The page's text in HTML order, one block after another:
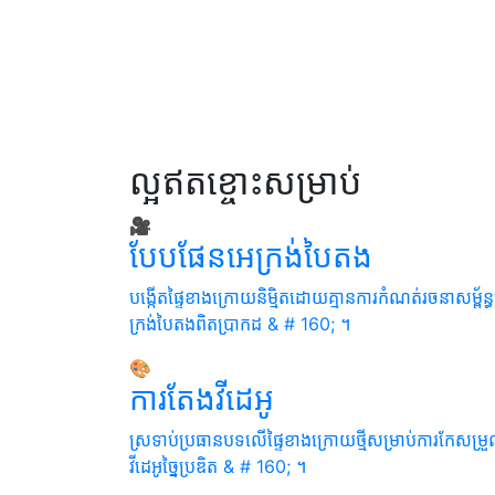
ល្អ​ឥតខ្ចោះ​សម្រាប់
🎥
បែបផែន​អេក្រង់​បៃតង
បង្កើត​ផ្ទៃ​ខាងក្រោយ​និម្មិត​ដោយ​គ្មាន​ការ​កំណត់​រចនាសម្ព័ន្
ក្រង់​បៃតង​ពិត​ប្រាកដ & # 160; ។
🎨
ការ​តែង​វីដេអូ
ស្រទាប់​ប្រធានបទ​លើ​ផ្ទៃ​ខាងក្រោយ​ថ្មី​សម្រាប់​ការ​កែសម្
វីដេអូ​ច្នៃប្រឌិត & # 160; ។